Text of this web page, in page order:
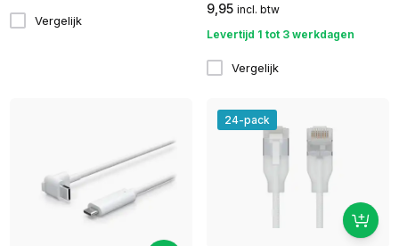
Vergelijk
9,95 incl. btw
Levertijd 1 tot 3 werkdagen
Vergelijk
24-pack